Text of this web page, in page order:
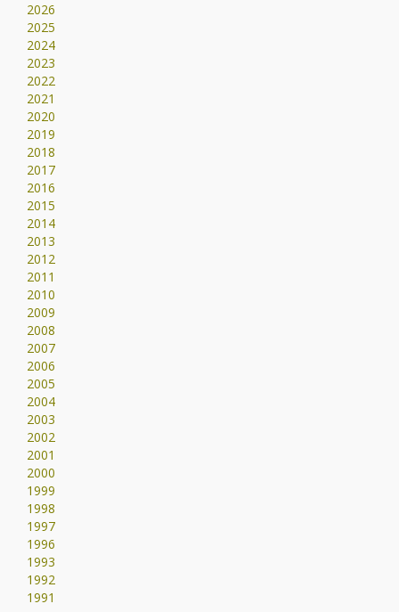
2026
2025
2024
2023
2022
2021
2020
2019
2018
2017
2016
2015
2014
2013
2012
2011
2010
2009
2008
2007
2006
2005
2004
2003
2002
2001
2000
1999
1998
1997
1996
1993
1992
1991